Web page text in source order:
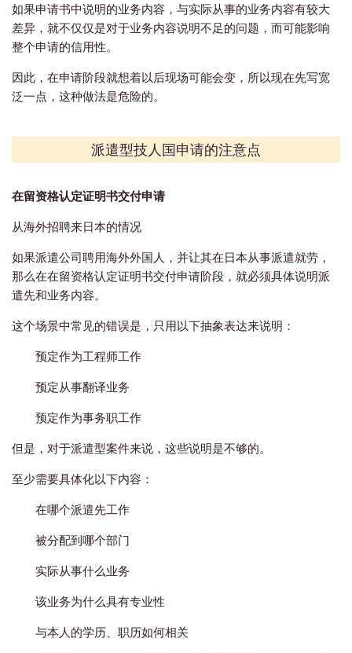
如果申请书中说明的业务内容，与实际从事的业务内容有较大
差异，就不仅仅是对于业务内容说明不足的问题，而可能影响
整个申请的信用性。
因此，在申请阶段就想着以后现场可能会变，所以现在先写宽
泛一点，这种做法是危险的。
派遣型技人国申请的注意点
在留资格认定证明书交付申请
从海外招聘来日本的情况
如果派遣公司聘用海外外国人，并让其在日本从事派遣就劳，
那么在在留资格认定证明书交付申请阶段，就必须具体说明派
遣先和业务内容。
这个场景中常见的错误是，只用以下抽象表达来说明：
预定作为工程师工作
预定从事翻译业务
预定作为事务职工作
但是，对于派遣型案件来说，这些说明是不够的。
至少需要具体化以下内容：
在哪个派遣先工作
被分配到哪个部门
实际从事什么业务
该业务为什么具有专业性
与本人的学历、职历如何相关